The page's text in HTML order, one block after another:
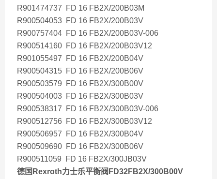
R901474737 FD 16 FB2X/200B03M
R900504053 FD 16 FB2X/200B03V
R900757404 FD 16 FB2X/200B03V-006
R900514160 FD 16 FB2X/200B03V12
R901055497 FD 16 FB2X/200B04V
R900504315 FD 16 FB2X/200B06V
R900503579 FD 16 FB2X/300B00V
R900504003 FD 16 FB2X/300B03V
R900538317 FD 16 FB2X/300B03V-006
R900512756 FD 16 FB2X/300B03V12
R900506957 FD 16 FB2X/300B04V
R900509690 FD 16 FB2X/300B06V
R900511059 FD 16 FB2X/300JB03V
德国Rexroth力士乐平衡阀FD32FB2X/300B00V